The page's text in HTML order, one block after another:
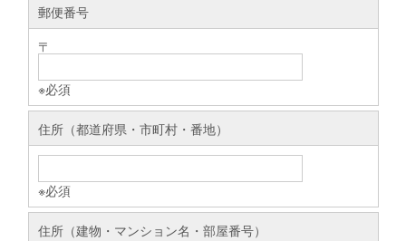
郵便番号
〒
※必須
住所（都道府県・市町村・番地）
※必須
住所（建物・マンション名・部屋番号）